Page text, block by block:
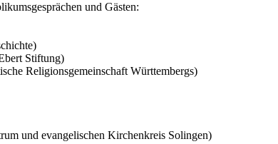
und Gästen:
Stiftung)
Religionsgemeinschaft Württembergs)
und evangelischen Kirchenkreis Solingen)